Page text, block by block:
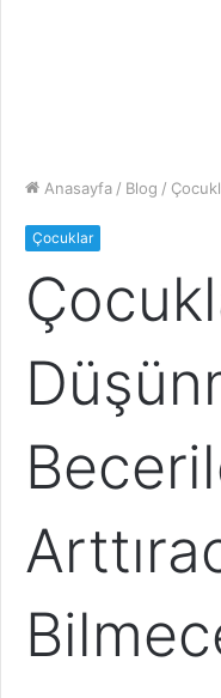
Anasayfa / Blog /
Çocuklar